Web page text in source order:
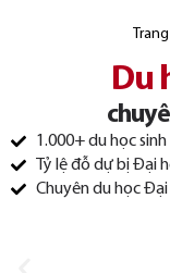
Du
1.000+ du học
Tỷ lệ đỗ dự bị Đại
Chuyên du học